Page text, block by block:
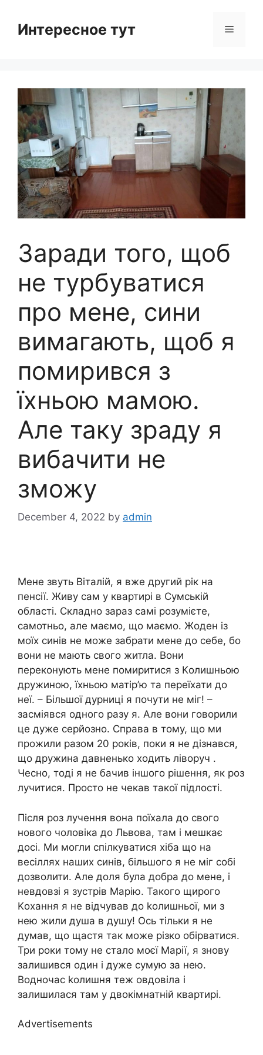
contentИнтересное тут Menu
Заради того, щоб
не турбуватися
про мене, сини
вимагають, щоб я
помирився з
їхньою мамою.
Але таку зраду я
вибачити не
зможу
December 4, 2022 by admin
Мене звуть Віталій, я вже другий рік на
пенсії. Живу сам у квартирі в Сумській
області. Складно зараз самі розумієте,
самотньо, але маємо, що маємо. Жоден із
моїх синів не може забрати мене до себе, бо
вони не мають свого житла. Вони
переконують мене помиритися з Kолишньою
дружиною, їхньою матір’ю та переїхати до
неї. – Більшої дурниці я почути не міг! –
засміявся одного разу я. Але вони говорили
це дуже серйозно. Справа в тому, що ми
прожили разом 20 років, поки я не дізнався,
що дружина давненько ходить ліворуч .
Чесно, тоді я не бачив іншого рішення, як роз
лучитися. Просто не чекав такої підлості.
Після роз лучення вона поїхала до свого
нового чоловіка до Львова, там і мешкає
досі. Ми могли спілкуватися хіба що на
весіллях наших синів, більшого я не міг собі
дозволити. Але доля була добра до мене, і
невдовзі я зустрів Марію. Такого щирого
Kохання я не відчував до kолишньої, ми з
нею жили душа в душу! Ось тільки я не
думав, що щастя так може різко обірватися.
Три роки тому не стало моєї Марії, я знову
залишився один і дуже сумую за нею.
Водночас kолишня теж овдовіла і
залишилася там у двокімнатній квартирі.
Advertisements